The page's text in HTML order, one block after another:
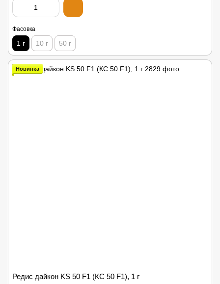
Фасовка
1 г 10 г 50 г
Новинка
Редис дайкон KS 50 F1 (КС 50 F1), 1 г